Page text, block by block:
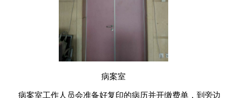
病案室
病案室工作人员会准备好复印的病历并开缴费单，到旁边